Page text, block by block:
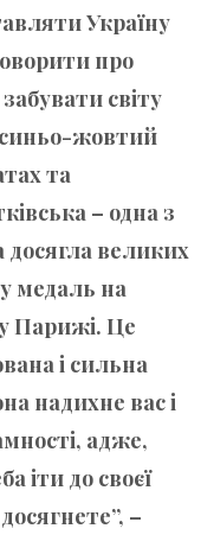
Україну
про
світу
синьо-жовтий
та
– одна з
великих
медаль на
Парижі. Це
і сильна
надихне вас і
адже,
іти до своєї
–